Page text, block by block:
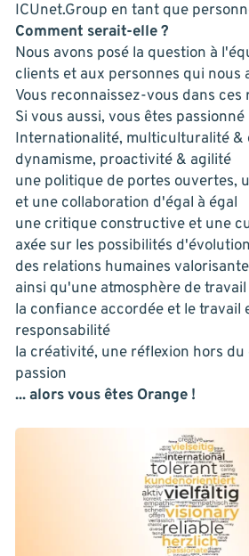
ICUnet.Group en tant que
Comment serait-elle ?
Nous avons posé la question à
clients et aux personnes qui nous
Vous reconnaissez-vous dans ces
Si vous aussi, vous êtes passionné
Internationalité, multiculturalité &
dynamisme, proactivité & agilité
une politique de portes ouvertes,
et une collaboration d'égal à égal
une critique constructive et une
axée sur les possibilités d'évolution
des relations humaines
ainsi qu'une atmosphère de
la confiance accordée et le travail
responsabilité
la créativité, une réflexion hors du
passion
... alors vous êtes Orange !